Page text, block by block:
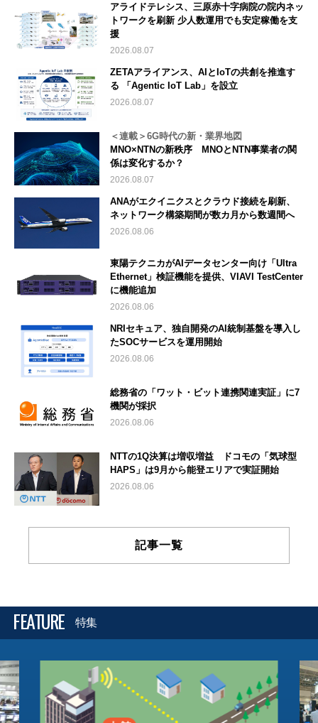
アライドテレシス、三原赤十字病院の院内ネッ
トワークを刷新 少人数運用でも安定稼働を支
援
2026.08.07
ZETAアライアンス、AIとIoTの共創を推進す
る 「Agentic IoT Lab」を設立
2026.08.07
＜連載＞6G時代の新・業界地図
MNO×NTNの新秩序 MNOとNTN事業者の関
係は変化するか？
2026.08.07
ANAがエクイニクスとクラウド接続を刷新、
ネットワーク構築期間が数カ月から数週間へ
2026.08.06
東陽テクニカがAIデータセンター向け「Ultra
Ethernet」検証機能を提供、VIAVI TestCenter
に機能追加
2026.08.06
NRIセキュア、独自開発のAI統制基盤を導入し
たSOCサービスを運用開始
2026.08.06
総務省の「ワット・ビット連携関連実証」に7
機関が採択
2026.08.06
NTTの1Q決算は増収増益 ドコモの「気球型
HAPS」は9月から能登エリアで実証開始
2026.08.06
記事一覧
FEATURE 特集